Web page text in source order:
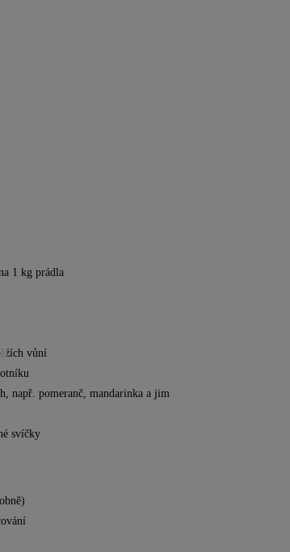
1 kg prádla
vůní
např. pomeranč, mandarinka a jim
svíčky